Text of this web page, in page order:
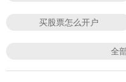
买股票怎么开户
全